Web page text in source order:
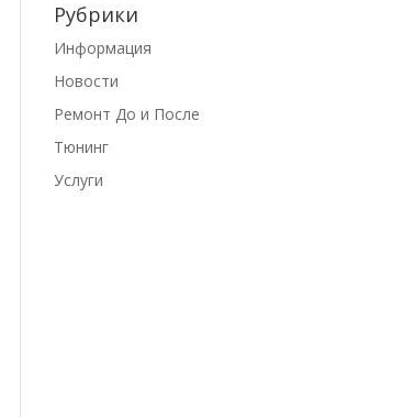
Рубрики
Информация
Новости
Ремонт До и После
Тюнинг
Услуги